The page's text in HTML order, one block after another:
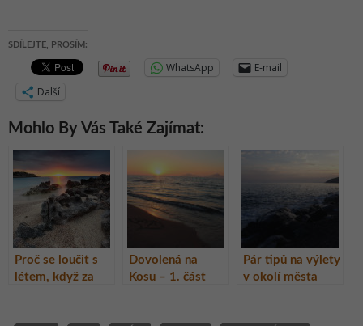
SDÍLEJTE, PROSÍM:
WhatsApp
E-mail
Další
Mohlo By Vás Také Zajímat:
Proč se loučit s
létem, když za
Dovolená na
Kosu – 1. část
Pár tipů na výlety
v okolí města